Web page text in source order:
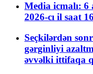
Media icmalı: 6
2026-cı il saat
Seçkilərdən
gərginliyi
əvvəlki ittifaqa